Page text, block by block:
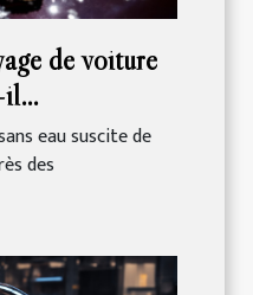
de voiture
il
eau suscite de
des